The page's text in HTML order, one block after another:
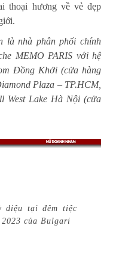
thoại hương về vẻ đẹp
là nhà phân phối chính
MEMO PARIS với hệ
Đồng Khởi (cửa hàng
Plaza – TP.HCM,
West Lake Hà Nội (cửa
diệu tại đêm tiệc
của Bulgari